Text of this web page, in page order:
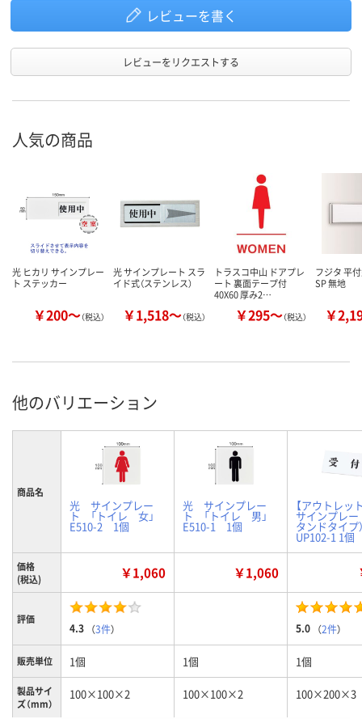
レビューを書く
レビューをリクエストする
人気の商品
光 ヒカリ サインプレー
ト ステッカー
￥200～（税込）
光 サインプレート スラ
イド式（ステンレス）
￥1,518～（税込）
トラスコ中山 ドアプレ
ート 裏面テープ付
40X60 厚み2…
￥295～（税込）
フジタ 平
SP 無地
￥
他のバリエーション
商品名
光 サインプレー
ト 「トイレ 女」
E510-2 1個
光 サインプレー
ト 「トイレ 男」
E510-1 1個
【アウトレッ
サインプレー
タンドタイプ
UP102-1 1個
価格
(税込)
￥1,060 ￥1,060
評価
4.3 （3件） 5.0 （2件）
販売単位 1個 1個 1個
製品サイ
ズ（mm）
100×100×2 100×100×2 100×200×3